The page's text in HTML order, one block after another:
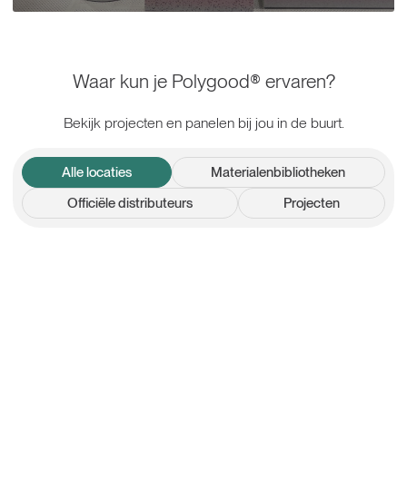
Waar kun je Polygood® ervaren?
Bekijk projecten en panelen bij jou in de buurt.
Alle locaties
Materialenbibliotheken
Officiële distributeurs
Projecten